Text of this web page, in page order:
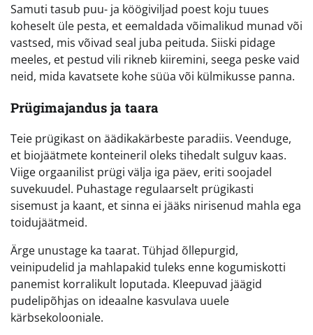
Samuti tasub puu- ja köögiviljad poest koju tuues
koheselt üle pesta, et eemaldada võimalikud munad või
vastsed, mis võivad seal juba peituda. Siiski pidage
meeles, et pestud vili rikneb kiiremini, seega peske vaid
neid, mida kavatsete kohe süüa või külmikusse panna.
Prügimajandus ja taara
Teie prügikast on äädikakärbeste paradiis. Veenduge,
et biojäätmete konteineril oleks tihedalt sulguv kaas.
Viige orgaanilist prügi välja iga päev, eriti soojadel
suvekuudel. Puhastage regulaarselt prügikasti
sisemust ja kaant, et sinna ei jääks nirisenud mahla ega
toidujäätmeid.
Ärge unustage ka taarat. Tühjad õllepurgid,
veinipudelid ja mahlapakid tuleks enne kogumiskotti
panemist korralikult loputada. Kleepuvad jäägid
pudelipõhjas on ideaalne kasvulava uuele
kärbsekolooniale.